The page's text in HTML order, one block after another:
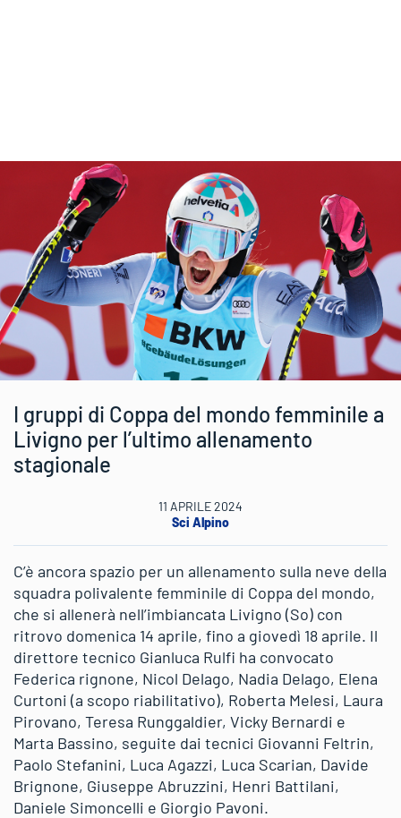
I gruppi di Coppa del mondo femminile a
Livigno per l’ultimo allenamento
stagionale
11 APRILE 2024
Sci Alpino
C’è ancora spazio per un allenamento sulla neve della
squadra polivalente femminile di Coppa del mondo,
che si allenerà nell’imbiancata Livigno (So) con
ritrovo domenica 14 aprile, fino a giovedì 18 aprile. Il
direttore tecnico Gianluca Rulfi ha convocato
Federica rignone, Nicol Delago, Nadia Delago, Elena
Curtoni (a scopo riabilitativo), Roberta Melesi, Laura
Pirovano, Teresa Runggaldier, Vicky Bernardi e
Marta Bassino, seguite dai tecnici Giovanni Feltrin,
Paolo Stefanini, Luca Agazzi, Luca Scarian, Davide
Brignone, Giuseppe Abruzzini, Henri Battilani,
Daniele Simoncelli e Giorgio Pavoni.